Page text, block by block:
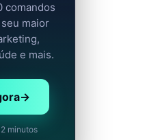
comandos
maior
e mais.
→
minutos